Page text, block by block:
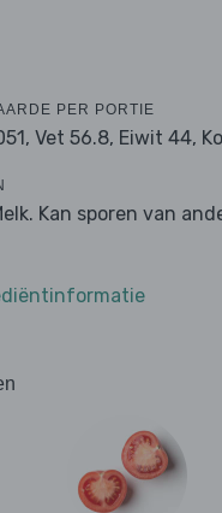
PER PORTIE
Vet 56.8, Eiwit 44,
Kan sporen van